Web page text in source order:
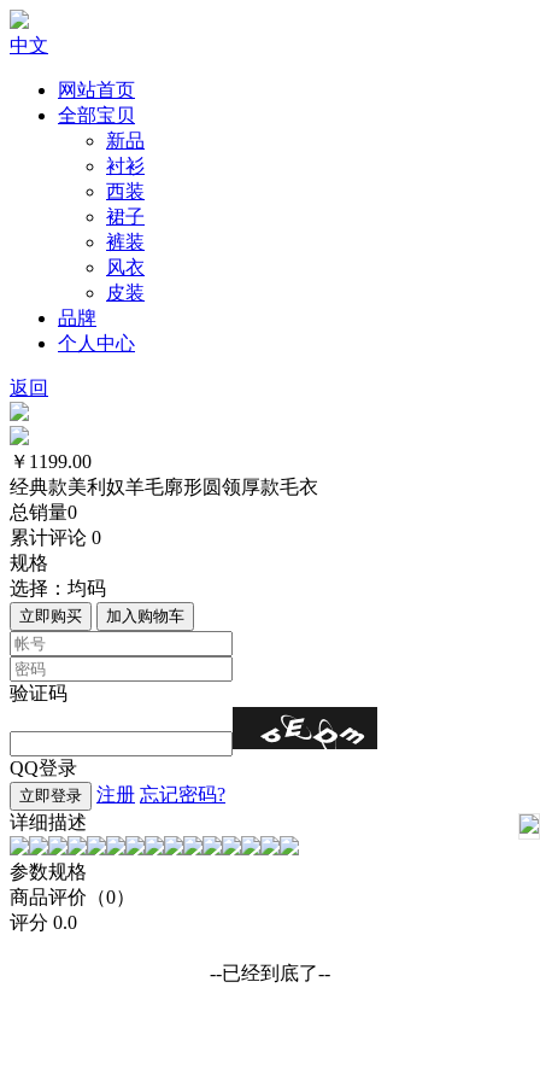
中文
网站首页
全部宝贝
新品
衬衫
西装
裙子
裤装
风衣
皮装
品牌
个人中心
返回
￥1199.00
经典款美利奴羊毛廓形圆领厚款毛衣
总销量0
累计评论 0
规格
选择： 均码
立即购买 加入购物车
验证码
QQ登录
立即登录 注册 忘记密码?
详细描述
参数规格
商品评价（0）
评分 0.0
--已经到底了--